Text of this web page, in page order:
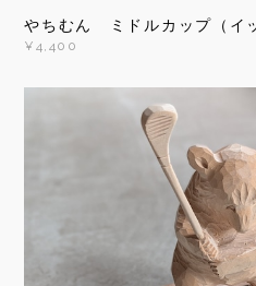
やちむん ミドルカップ（
¥4,400